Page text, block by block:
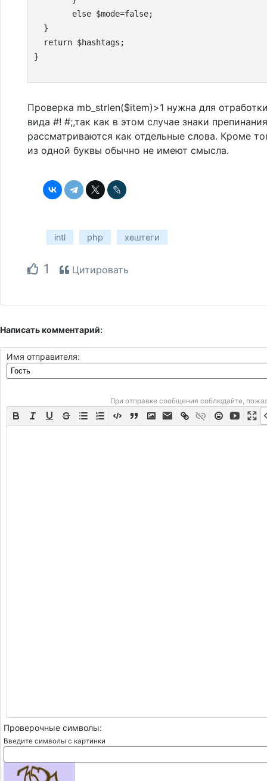
  }
  return $hashtags;
Проверка mb_strlen($item)>1 нужна для
вида #! #;,так как в этом случае знаки препинания
рассматриваются как отдельные слова. Кроме
из одной буквы обычно не имеют смысла.
intl php хештеги
1 Цитировать
Написать комментарий:
Имя отправителя:
При отправке сообщения соблюдайте,
Проверочные символы:
Введите символы с картинки